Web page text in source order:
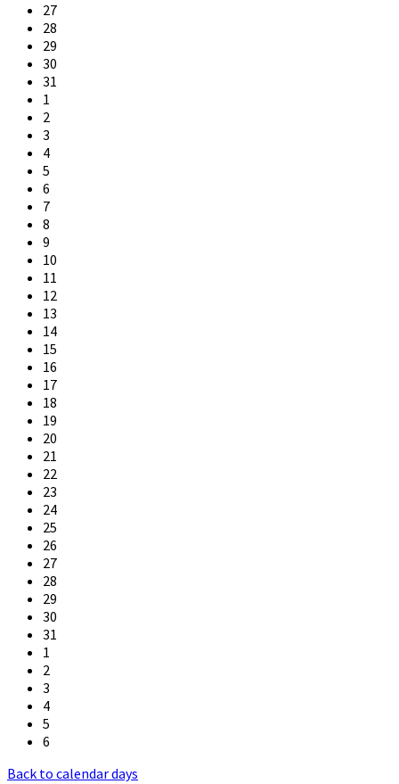
27
28
29
30
31
1
2
3
4
5
6
7
8
9
10
11
12
13
14
15
16
17
18
19
20
21
22
23
24
25
26
27
28
29
30
31
1
2
3
4
5
6
Back to calendar days